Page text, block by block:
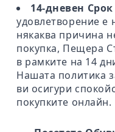
14-дневен
удовлетворение е
някаква причина
покупка, Пещера
в рамките на 14
Нашата политика
ви осигури
покупките онлайн.